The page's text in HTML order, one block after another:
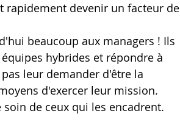
rapidement devenir un facteur de
beaucoup aux managers ! Ils
hybrides et répondre à
leur demander d'être la
d'exercer leur mission.
de ceux qui les encadrent.